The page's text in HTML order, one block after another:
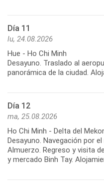
Día 11
lu, 24.08.2026
Hue - Ho Chi Minh
Desayuno. Traslado al
panorámica de la ciudad.
Día 12
ma, 25.08.2026
Ho Chi Minh - Delta del
Desayuno. Navegación por
Almuerzo. Regreso y visita
y mercado Binh Tay.